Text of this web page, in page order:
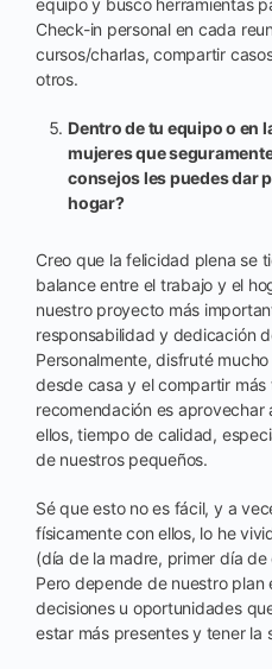
Check-in personal en cada
cursos/charlas, compartir
otros.
Dentro de tu equipo o en
mujeres que
consejos les puedes dar
hogar?
Creo que la felicidad plena se
balance entre el trabajo y el
nuestro proyecto más
responsabilidad y dedicación
Personalmente, disfruté
desde casa y el compartir más
recomendación es aprovechar
ellos, tiempo de calidad,
de nuestros pequeños.
Sé que esto no es fácil, y a
físicamente con ellos, lo he
(día de la madre, primer día
Pero depende de nuestro
decisiones u oportunidades
estar más presentes y tener la